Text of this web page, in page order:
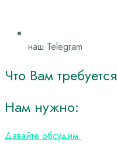
наш Telegram
Что Вам требуется
Нам нужно:
Давайте обсудим